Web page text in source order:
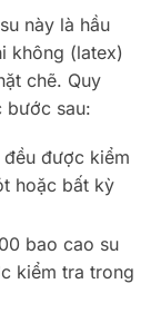
này là hầu
không (latex)
chẽ. Quy
bước sau:
được kiểm
hoặc bất kỳ
bao cao su
kiểm tra trong